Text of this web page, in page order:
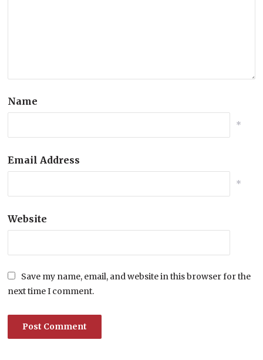
Name
*
Email Address
*
Website
Save my name, email, and website in this browser for the
next time I comment.